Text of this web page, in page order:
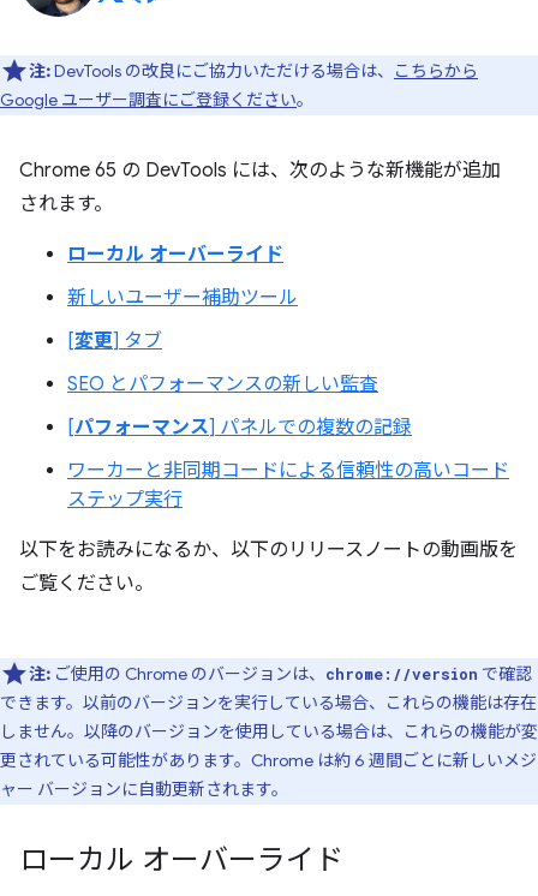
注:DevTools の改良にご協力いただける場合は、
こちらから
Google ユーザー調査にご登録ください。
Chrome 65 の DevTools には、次のような新機能が追加
されます。
ローカル オーバーライド
新しいユーザー補助ツール
[変更] タブ
SEO とパフォーマンスの新しい監査
[パフォーマンス] パネルでの複数の記録
ワーカーと非同期コードによる信頼性の高いコード
ステップ実行
以下をお読みになるか、以下のリリースノートの動画版を
ご覧ください。
注: ご使用の Chrome のバージョンは、 chrome://version で確認
できます。以前のバージョンを実行している場合、これらの機能は存在
しません。以降のバージョンを使用している場合は、これらの機能が変
更されている可能性があります。Chrome は約 6 週間ごとに新しいメジ
ャー バージョンに自動更新されます。
ローカル オーバーライド